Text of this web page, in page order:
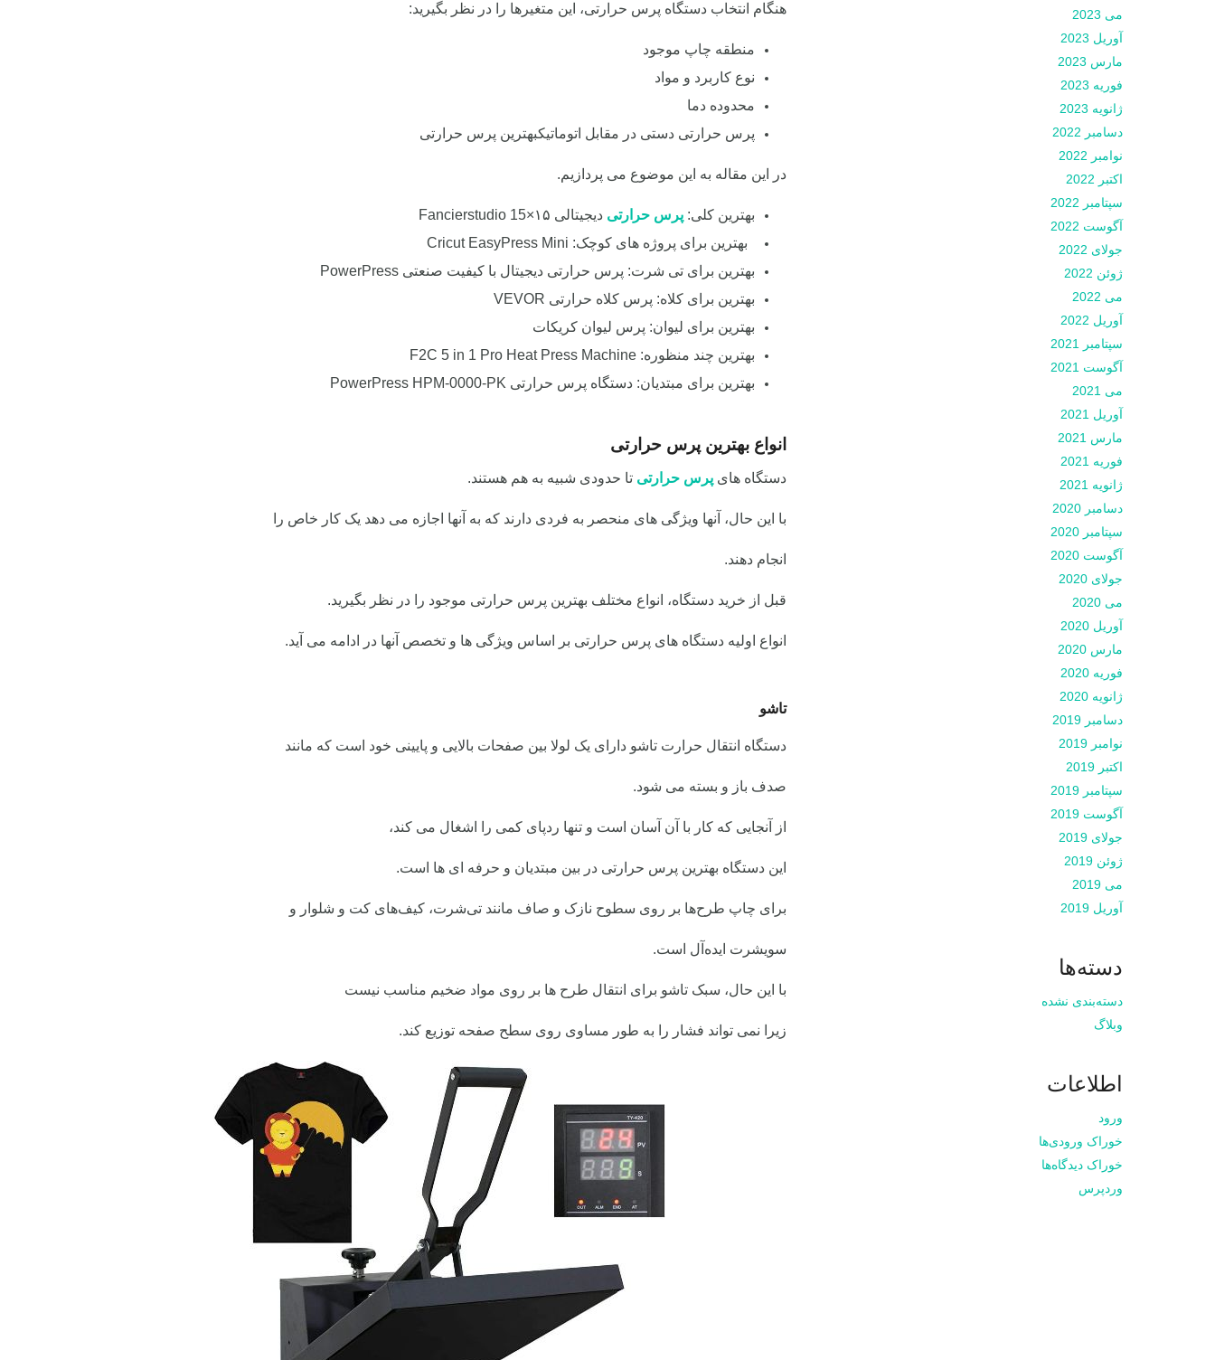
هنگام انتخاب دستگاه پرس حرارتی، این متغیرها را در نظر بگیرید:
منطقه چاپ موجود
نوع کاربرد و مواد
محدوده دما
پرس حرارتی دستی در مقابل اتوماتیکبهترین پرس حرارتی
در این مقاله به این موضوع می پردازیم.
بهترین کلی:پرس حرارتی دیجیتالی Fancierstudio 15×۱۵
بهترین برای پروژه های کوچک: Cricut EasyPress Mini
بهترین برای تی شرت: پرس حرارتی دیجیتال با کیفیت صنعتی PowerPress
بهترین برای کلاه: پرس کلاه حرارتی VEVOR
بهترین برای لیوان: پرس لیوان کریکات
بهترین چند منظوره: F2C 5 in 1 Pro Heat Press Machine
بهترین برای مبتدیان: دستگاه پرس حرارتی PowerPress HPM-0000-PK
انواع بهترین پرس حرارتی
دستگاه هایپرس حرارتی تا حدودی شبیه به هم هستند.
با این حال، آنها ویژگی های منحصر به فردی دارند که به آنها اجازه می دهد یک کار خاص را
انجام دهند.
قبل از خرید دستگاه، انواع مختلف بهترین پرس حرارتی موجود را در نظر بگیرید.
انواع اولیه دستگاه های پرس حرارتی بر اساس ویژگی ها و تخصص آنها در ادامه می آید.
تاشو
دستگاه انتقال حرارت تاشو دارای یک لولا بین صفحات بالایی و پایینی خود است که مانند
صدف باز و بسته می شود.
از آنجایی که کار با آن آسان است و تنها ردپای کمی را اشغال می کند،
این دستگاه بهترین پرس حرارتی در بین مبتدیان و حرفه ای ها است.
برای چاپ طرح‌ها بر روی سطوح نازک و صاف مانند تی‌شرت، کیف‌های کت و شلوار و
سویشرت ایده‌آل است.
با این حال، سبک تاشو برای انتقال طرح ها بر روی مواد ضخیم مناسب نیست
زیرا نمی تواند فشار را به طور مساوی روی سطح صفحه توزیع کند.
می 2023
آوریل 2023
مارس 2023
فوریه 2023
ژانویه 2023
دسامبر 2022
نوامبر 2022
اکتبر 2022
سپتامبر 2022
آگوست 2022
جولای 2022
ژوئن 2022
می 2022
آوریل 2022
سپتامبر 2021
آگوست 2021
می 2021
آوریل 2021
مارس 2021
فوریه 2021
ژانویه 2021
دسامبر 2020
سپتامبر 2020
آگوست 2020
جولای 2020
می 2020
آوریل 2020
مارس 2020
فوریه 2020
ژانویه 2020
دسامبر 2019
نوامبر 2019
اکتبر 2019
سپتامبر 2019
آگوست 2019
جولای 2019
ژوئن 2019
می 2019
آوریل 2019
دسته‌ها
دسته‌بندی نشده
وبلاگ
اطلاعات
ورود
خوراک ورودی‌ها
خوراک دیدگاه‌ها
وردپرس